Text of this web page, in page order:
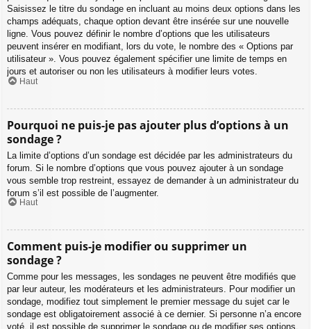
Saisissez le titre du sondage en incluant au moins deux options dans les
champs adéquats, chaque option devant être insérée sur une nouvelle
ligne. Vous pouvez définir le nombre d’options que les utilisateurs
peuvent insérer en modifiant, lors du vote, le nombre des « Options par
utilisateur ». Vous pouvez également spécifier une limite de temps en
jours et autoriser ou non les utilisateurs à modifier leurs votes.
Haut
Pourquoi ne puis-je pas ajouter plus d’options à un
sondage ?
La limite d’options d’un sondage est décidée par les administrateurs du
forum. Si le nombre d’options que vous pouvez ajouter à un sondage
vous semble trop restreint, essayez de demander à un administrateur du
forum s’il est possible de l’augmenter.
Haut
Comment puis-je modifier ou supprimer un
sondage ?
Comme pour les messages, les sondages ne peuvent être modifiés que
par leur auteur, les modérateurs et les administrateurs. Pour modifier un
sondage, modifiez tout simplement le premier message du sujet car le
sondage est obligatoirement associé à ce dernier. Si personne n’a encore
voté, il est possible de supprimer le sondage ou de modifier ses options.